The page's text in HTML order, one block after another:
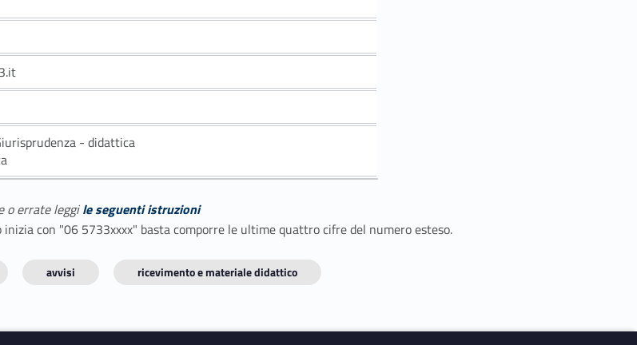
- didattica
o errate leggile seguenti istruzioni
con "06 5733xxxx" basta comporre le ultime quattro cifre del numero esteso.
avvisi ricevimento e materiale didattico